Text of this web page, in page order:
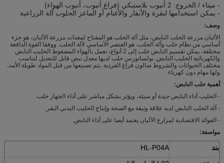
- ميناء / الخروج: 2 أنبوب بلاستيكي (فراغ أنبوب، أنبوب الهواء)
- يمكن استخدامها لبقرة والأبقار والأغنام أو الماعز الحلوب آلة الزراعية
وصف:
الألبان مزرعة الحلب النابض، مثل آلة الحلب هو المفتاح لمعدات مزرعة الألبان، هو جزء
أساسي من نظام حلب وآلة الحلب، هو العنصر الأساسي لآلة الحلب. ووفقا القوة الدافعة
مختلفة، يمكن تقسيم النابض حلب إلى 2 أنواع، تعمل بالهواء المضغوط الحليب النابض
والكهربائية الحليب النابض. بولساتورس حلب لديها معدل نبض قابل للتعديل لتناسب
مختلف الحيوانات والشروط صالون فراغ الفردية. يتم تصنيعها من قبل المواد طويلة الأمد،
ولها مهام دون كهرباء.
أهمية حلب النابض:
- الحليب أداء النابض جيدة أو سيئة، ويؤثر بشكل مباشر على أداء الجهاز حلب.
- آلة الحلب النابض لديه علاقة وثيقة مع الصحة وإنتاج الحليب البدني البقر.
- الفوائد الاقتصادية لمزارع الألبان يعتمد أيضا على أداء النابض.
مواصفة:
بند
HL-P04A